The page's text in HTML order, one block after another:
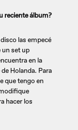
reciente álbum?
las empecé
un set up
en la
Holanda. Para
que tengo en
hacer los